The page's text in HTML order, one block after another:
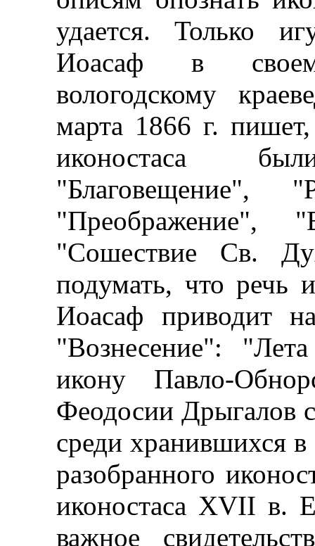
удается. Только
Иоасаф в
вологодскому
марта 1866 г.
иконостаса
"Благовещение",
"Преображение",
"Сошествие Св.
подумать, что речь
Иоасаф приводит
"Вознесение":
икону Павло-
Феодосии Дрыгалов
среди хранившихся
разобранного
иконостаса XVII в.
важное